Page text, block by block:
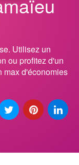
Utilisez un
ou profitez d'un
max d'économies